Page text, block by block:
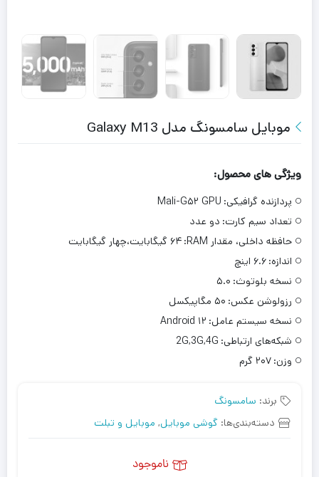
موبایل سامسونگ مدل Galaxy M13
ویژگی های محصول:
پردازنده‌ گرافیکی: Mali-G۵۲ GPU
تعداد سیم کارت: دو عدد
حافظه داخلی، مقدار RAM:
۶۴ گیگابایت،چهار گیگابایت
اندازه: ۶.۶ اینچ
نسخه بلوتوث: ۵.۰
رزولوشن عکس: ۵۰ مگاپیکسل
نسخه سیستم عامل: Android ۱۲
شبکه‌های ارتباطی: 2G,3G,4G
وزن: ۲۰۷ گرم
برند: سامسونگ
دسته‌بندی‌ها: گوشی موبایل, موبایل و تبلت
ناموجود